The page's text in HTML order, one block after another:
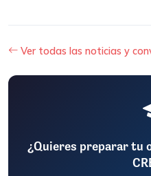
Ver todas las noticias y
¿Quieres preparar tu